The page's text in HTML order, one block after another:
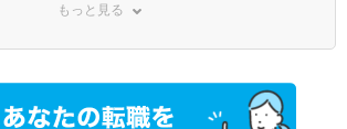
ＪＲ武豊線
名鉄豊田線
名鉄蒲郡線
もっと見る